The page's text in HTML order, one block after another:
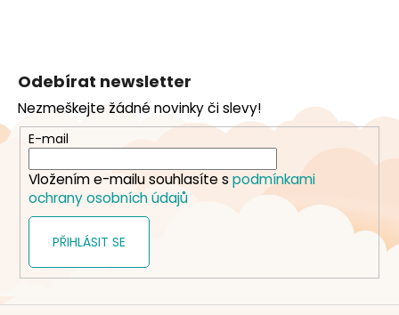
a
t
Odebírat newsletter
Nezmeškejte žádné novinky či slevy!
E-mail
Vložením e-mailu souhlasíte s podmínkami
ochrany osobních údajů
PŘIHLÁSIT SE